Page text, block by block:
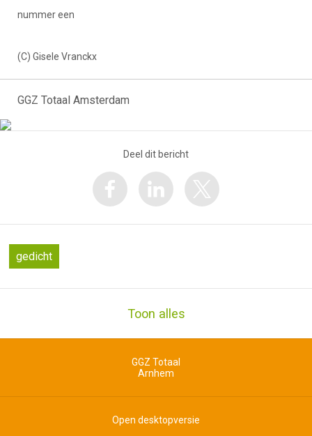
nummer een
(C) Gisele Vranckx
GGZ Totaal Amsterdam
Deel dit bericht
gedicht
Toon alles
GGZ Totaal
Arnhem
Open desktopversie